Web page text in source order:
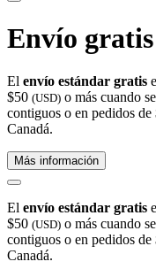
Envío gratis
El envío estándar gratis
$50 (USD) o más cuando
contiguos o en pedidos de
Canadá.
Más información
El envío estándar gratis
$50 (USD) o más cuando
contiguos o en pedidos de
Canadá.